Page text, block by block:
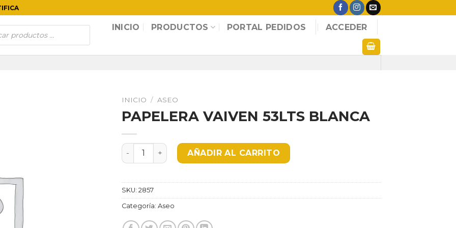
INICIO PRODUCTOS PORTAL PEDIDOS ACCEDER
INICIO / ASEO
PAPELERA VAIVEN 53LTS BLANCA
PAPELERA VAIVEN 53LTS BLANCA cantidad
AÑADIR AL CARRITO
SKU: 2857
Categoría: Aseo